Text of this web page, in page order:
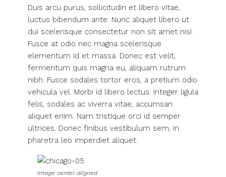
Duis arcu purus, sollicitudin et libero vitae,
luctus bibendum ante. Nunc aliquet libero ut
dui scelerisque consectetur non sit amet nisi.
Fusce at odio nec magna scelerisque
elementum id et massa. Donec est velit,
fermentum quis magna eu, aliquam rutrum
nibh. Fusce sodales tortor eros, a pretium odio
vehicula vel. Morbi id libero lectus. Integer ligula
felis, sodales ac viverra vitae, accumsan
aliquet enim. Nam tristique orci id semper
ultrices. Donec finibus vestibulum sem, in
pharetra leo imperdiet aliquet.
Image center aligned